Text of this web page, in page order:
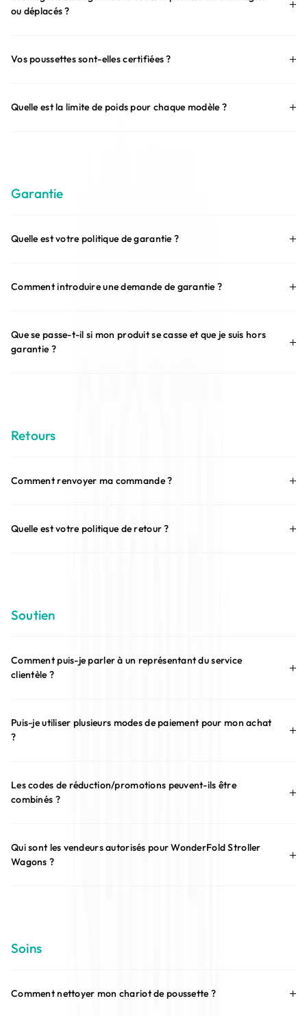
ou déplacés ?
Vos poussettes sont-elles certifiées ?
Quelle est la limite de poids pour chaque modèle ?
Garantie
Quelle est votre politique de garantie ?
Comment introduire une demande de garantie ?
Que se passe-t-il si mon produit se casse et que je suis hors
garantie ?
Retours
Comment renvoyer ma commande ?
Quelle est votre politique de retour ?
Soutien
Comment puis-je parler à un représentant du service
clientèle ?
Puis-je utiliser plusieurs modes de paiement pour mon achat
?
Les codes de réduction/promotions peuvent-ils être
combinés ?
Qui sont les vendeurs autorisés pour WonderFold Stroller
Wagons ?
Soins
Comment nettoyer mon chariot de poussette ?